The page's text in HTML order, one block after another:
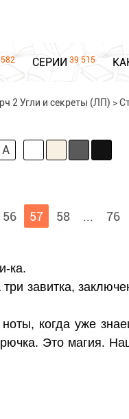
СЕРИИ 39 515
2 Угли и секреты (ЛП) >
A
56 57 58 ... 76
ка.
завитка,
когда уже
Это магия.